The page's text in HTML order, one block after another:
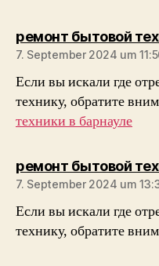
ремонт бытовой
7. September 2024 um
Если вы искали где
технику, обратите
техники в барнауле
ремонт бытовой
7. September 2024 um
Если вы искали где
технику, обратите